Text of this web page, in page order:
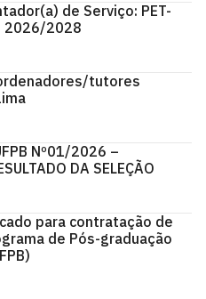
de Serviço: PET-
2026/2028
tutores
Nº01/2026 –
DA SELEÇÃO
para contratação de
de Pós-graduação